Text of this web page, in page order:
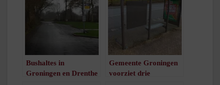
Bushaltes in
Groningen en Drenthe
Gemeente Groningen
voorziet drie